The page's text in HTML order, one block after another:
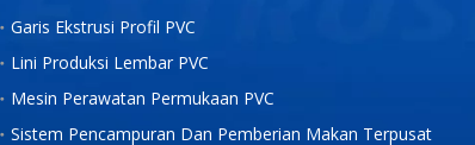
Garis Ekstrusi Profil PVC
Lini Produksi Lembar PVC
Mesin Perawatan Permukaan PVC
Sistem Pencampuran Dan Pemberian Makan Terpusat